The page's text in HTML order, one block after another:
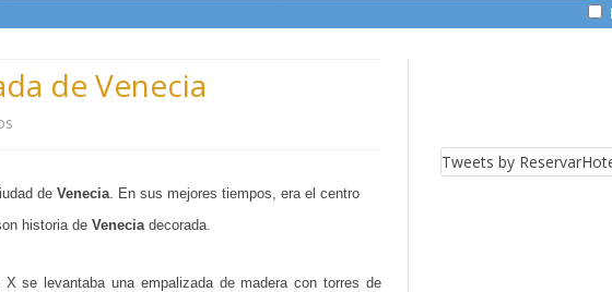
de Venecia
P
a
l
de Venecia. En sus mejores tiempos, era el centro
historia de Venecia decorada.
se levantaba una empalizada de madera con torres de
Tweets by